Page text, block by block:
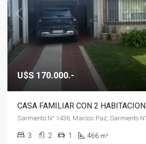
U$S 170.000.-
Sarmiento N° 1436, Marcos Paz, Sarmiento
3 2 1 466 m²